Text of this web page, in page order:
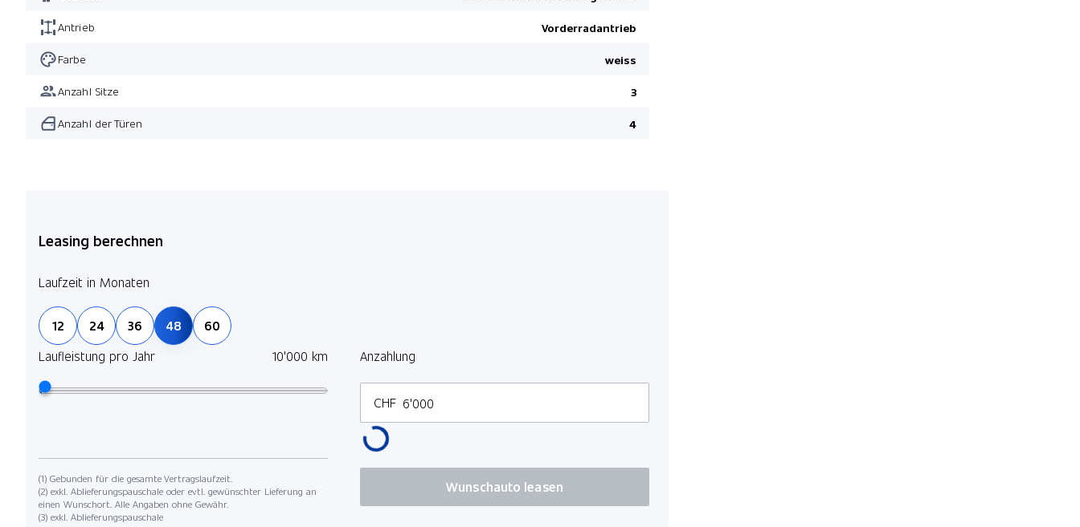
Antrieb Vorderradantrieb
Farbe weiss
Anzahl Sitze 3
Anzahl der Türen 4
Leasing berechnen
Laufzeit in Monaten
12 24 36 48
60
Laufleistung pro Jahr
10'000 km Anzahlung
CHF
(1) Gebunden für die gesamte Vertragslaufzeit.
(2) exkl. Ablieferungspauschale oder evtl. gewünschter Lieferung an
einen Wunschort. Alle Angaben ohne Gewähr.
(3) exkl. Ablieferungspauschale
Wunschauto leasen